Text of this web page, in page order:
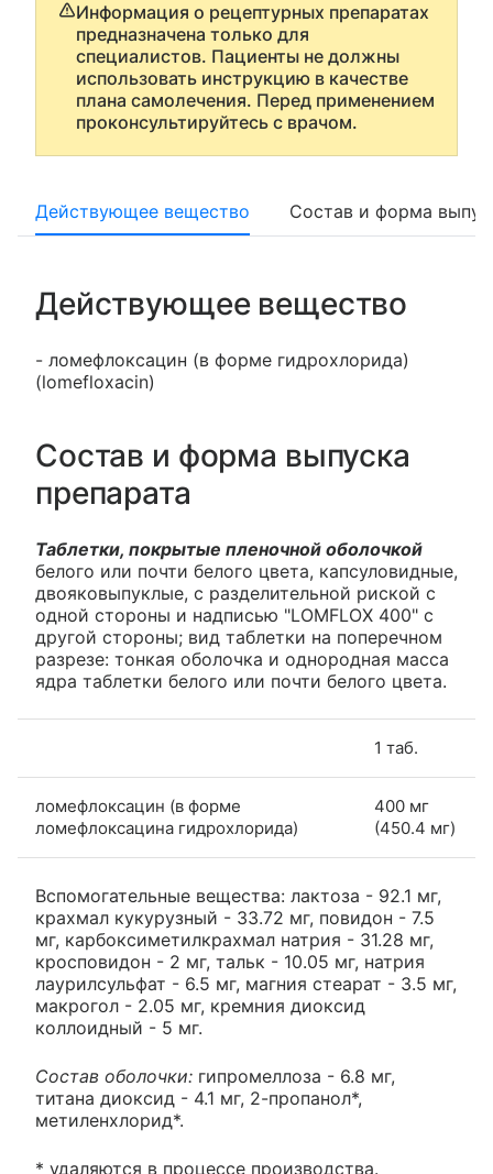
Информация о рецептурных препаратах
предназначена только для
специалистов. Пациенты не должны
использовать инструкцию в качестве
плана самолечения. Перед применением
проконсультируйтесь с врачом.
Действующее вещество Состав и форма
Действующее вещество
- ломефлоксацин (в форме гидрохлорида)
(lomefloxacin)
Состав и форма выпуска
препарата
Таблетки, покрытые пленочной оболочкой
белого или почти белого цвета, капсуловидные,
двояковыпуклые, с разделительной риской с
одной стороны и надписью "LOMFLOX 400" с
другой стороны; вид таблетки на поперечном
разрезе: тонкая оболочка и однородная масса
ядра таблетки белого или почти белого цвета.
1 таб.
ломефлоксацин (в форме
ломефлоксацина гидрохлорида)
400 мг
(450.4 мг)
Вспомогательные вещества: лактоза - 92.1 мг,
крахмал кукурузный - 33.72 мг, повидон - 7.5
мг, карбоксиметилкрахмал натрия - 31.28 мг,
кросповидон - 2 мг, тальк - 10.05 мг, натрия
лаурилсульфат - 6.5 мг, магния стеарат - 3.5 мг,
макрогол - 2.05 мг, кремния диоксид
коллоидный - 5 мг.
Состав оболочки: гипромеллоза - 6.8 мг,
титана диоксид - 4.1 мг, 2-пропанол*,
метиленхлорид*.
* удаляются в процессе производства.